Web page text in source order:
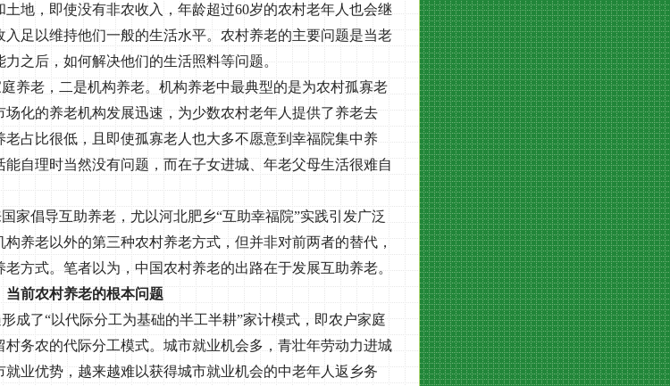
地，即使没有非农收入，年龄超过60岁的农村老年人也会继
足以维持他们一般的生活水平。农村养老的主要问题是当老
之后，如何解决他们的生活照料等问题。
养老，二是机构养老。机构养老中最典型的是为农村孤寡老
化的养老机构发展迅速，为少数农村老年人提供了养老去
占比很低，且即使孤寡老人也大多不愿意到幸福院集中养
自理时当然没有问题，而在子女进城、年老父母生活很难自
家倡导互助养老，尤以河北肥乡“互助幸福院”实践引发广泛
养老以外的第三种农村养老方式，但并非对前两者的替代，
方式。笔者以为，中国农村养老的出路在于发展互助养老。
当前农村养老的根本问题
成了“以代际分工为基础的半工半耕”家计模式，即农户家庭
务农的代际分工模式。城市就业机会多，青壮年劳动力进城
业优势，越来越难以获得城市就业机会的中老年人返乡务